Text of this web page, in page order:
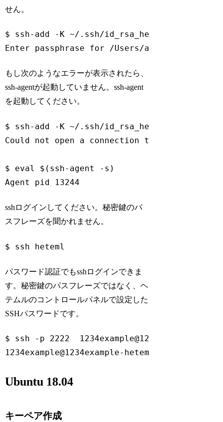
せん。
$ ssh-add -K ~/.ssh/id_rsa_heteml
Enter passphrase for /Users/aoki.makoto/
もし次のようなエラーが表示されたら、
ssh-agentが起動していません。ssh-agent
を起動してください。
$ ssh-add -K ~/.ssh/id_rsa_heteml
Could not open a connection to your
$ eval
$(ssh-agent -s)
Agent pid 13244
sshログインしてください。秘密鍵のパ
スフレーズを聞かれません。
$ ssh heteml
パスワード認証でもsshログインできま
す。秘密鍵のパスフレーズではなく、ヘ
テムルのコントロールパネルで設定した
SSHパスワードです。
$ ssh -p 2222  1234example@1234example-
1234example@1234example-heteml.net's
Ubuntu 18.04
キーペア作成